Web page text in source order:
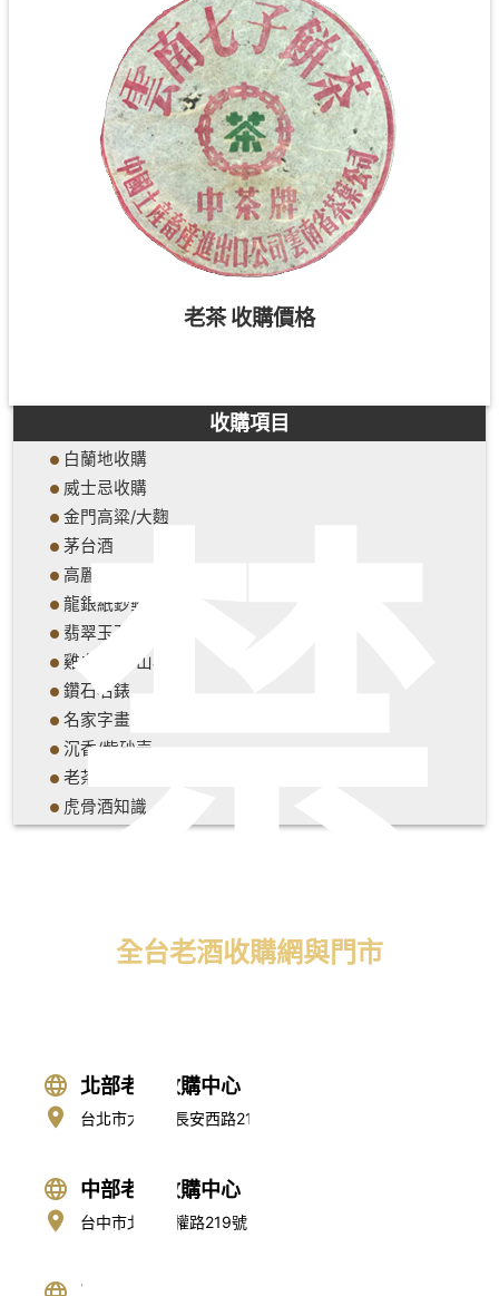
老茶 收購價格
收購項目
白蘭地收購
威士忌收購
金門高粱/大麴
茅台酒
高麗人蔘/燕窩
龍銀紙鈔郵幣
翡翠玉石
雞血石/壽山石
鑽石名錶
名家字畫
沉香/紫砂壺
老茶(農會比賽茶)
虎骨酒知識
全台老酒收購網與門市
北部老酒收購中心
台北市大同區長安西路218號
中部老酒收購中心
台中市北區五權路219號
禁
止